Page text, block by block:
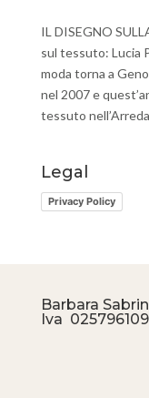
IL DISEGNO
sul tessuto: Lucia
moda torna a
nel 2007 e
tessuto
Legal
Privacy Policy
Barbara
Iva